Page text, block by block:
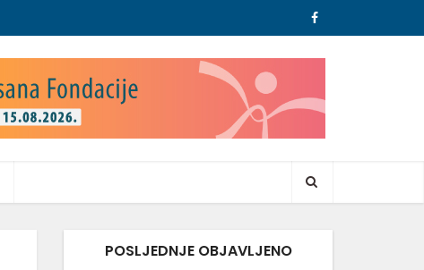
POSLJEDNJE OBJAVLJENO